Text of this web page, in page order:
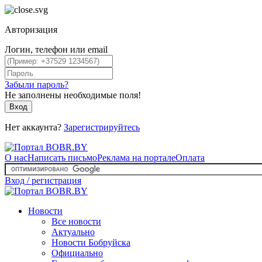
Авторизация
Логин, телефон или email
Забыли пароль?
Не заполнены необходимые поля!
Вход
Нет аккаунта? Зарегистрируйтесь
О насНаписать письмоРеклама на порталеОплата
Вход / регистрация
Новости
Все новости
Актуально
Новости Бобруйска
Официально